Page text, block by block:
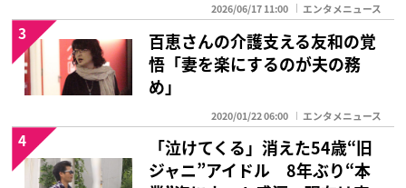
2026/06/17 11:00 エンタメニュース
百恵さんの介護支える友和の覚
悟「妻を楽にするのが夫の務
め」
2020/01/22 06:00 エンタメニュース
3
「泣けてくる」消えた54歳“旧
ジャニ”アイドル 8年ぶり“本
4